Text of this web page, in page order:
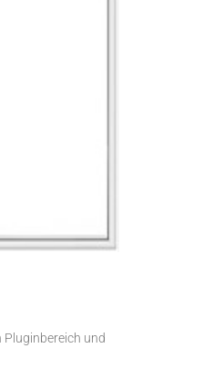
Pluginbereich und